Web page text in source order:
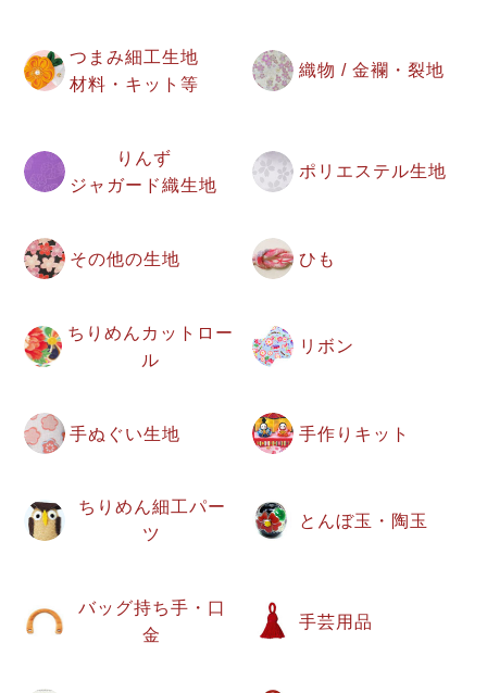
つまみ細工生地
材料・キット等
織物 / 金襴・裂地
りんず
ジャガード織生地
ポリエステル生地
その他の生地 ひも
ちりめんカットロー
ル
リボン
手ぬぐい生地 手作りキット
ちりめん細工パー
ツ
とんぼ玉・陶玉
バッグ持ち手・口
金
手芸用品